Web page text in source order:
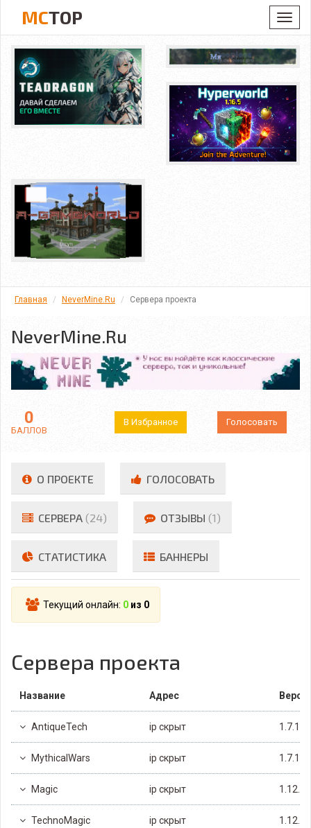
MCTOP
Главная NeverMine.Ru Сервера проекта
NeverMine.Ru
0
БАЛЛОВ
В Избранное Голосовать
О ПРОЕКТЕ ГОЛОСОВАТЬ
СЕРВЕРА (24) ОТЗЫВЫ (1)
СТАТИСТИКА БАННЕРЫ
Текущий онлайн: 0 из 0
Сервера проекта
Название Адрес
AntiqueTech ip скрыт 1.7.10
MythicalWars ip скрыт 1.7.10
Magic ip скрыт 1.12.2
TechnoMagic ip скрыт 1.12.2